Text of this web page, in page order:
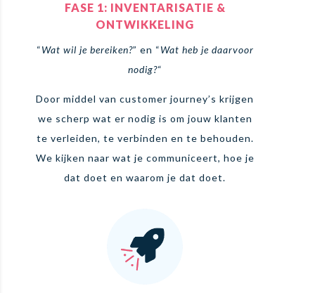
FASE 1: INVENTARISATIE &
ONTWIKKELING
“Wat wil je bereiken?” en “Wat heb je daarvoor
nodig?“
Door middel van customer journey’s krijgen
we scherp wat er nodig is om jouw klanten
te verleiden, te verbinden en te behouden.
We kijken naar wat je communiceert, hoe je
dat doet en waarom je dat doet.